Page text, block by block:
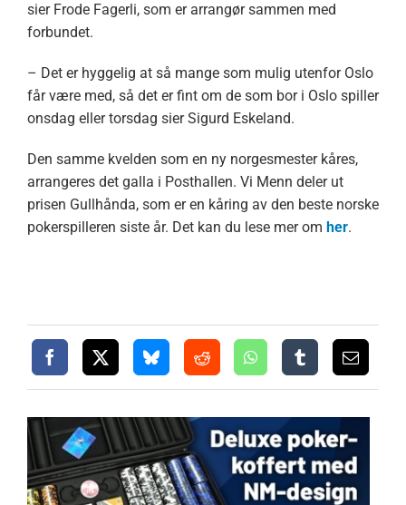
sier Frode Fagerli, som er arrangør sammen med
forbundet.
– Det er hyggelig at så mange som mulig utenfor Oslo
får være med, så det er fint om de som bor i Oslo spiller
onsdag eller torsdag sier Sigurd Eskeland.
Den samme kvelden som en ny norgesmester kåres,
arrangeres det galla i Posthallen. Vi Menn deler ut
prisen Gullhånda, som er en kåring av den beste norske
pokerspilleren siste år. Det kan du lese mer om her.